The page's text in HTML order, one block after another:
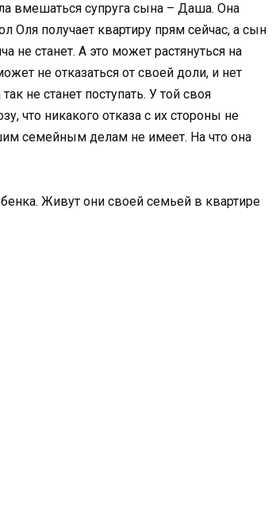
вмешаться супруга сына – Даша. Она
Оля получает квартиру прям сейчас, а сын
станет. А это может растянуться на
не отказаться от своей доли, и нет
не станет поступать. У той своя
что никакого отказа с их стороны не
семейным делам не имеет. На что она
Живут они своей семьей в квартире